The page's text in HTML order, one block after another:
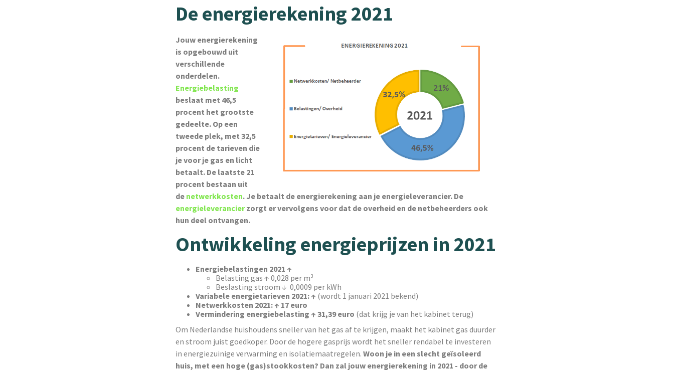
De energierekening 2021
Jouw energierekening
is opgebouwd uit
verschillende
onderdelen.
Energiebelasting
beslaat met 46,5
procent het grootste
gedeelte. Op een
tweede plek, met 32,5
procent de tarieven die
je voor je gas en licht
betaalt. De laatste 21
procent bestaan uit
de netwerkkosten. Je betaalt de energierekening aan je energieleverancier. De
energieleverancierzorgt er vervolgens voor dat de overheid en de netbeheerders ook
hun deel ontvangen.
Ontwikkeling energieprijzen in 2021
Energiebelastingen 2021 ↑
Belasting gas ↑ 0,028 per m³
Beslasting stroom ↓ 0,0009 per kWh
Variabele energietarieven 2021: ↑ (wordt 1 januari 2021 bekend)
Netwerkkosten 2021: ↑ 17 euro
Vermindering energiebelasting ↑ 31,39 euro (dat krijg je van het kabinet terug)
Om Nederlandse huishoudens sneller van het gas af te krijgen, maakt het kabinet gas duurder
en stroom juist goedkoper. Door de hogere gasprijs wordt het sneller rendabel te investeren
in energiezuinige verwarming en isolatiemaatregelen. Woon je in een slecht geïsoleerd
huis, met een hoge (gas)stookkosten? Dan zal jouw energierekening in 2021 - door de